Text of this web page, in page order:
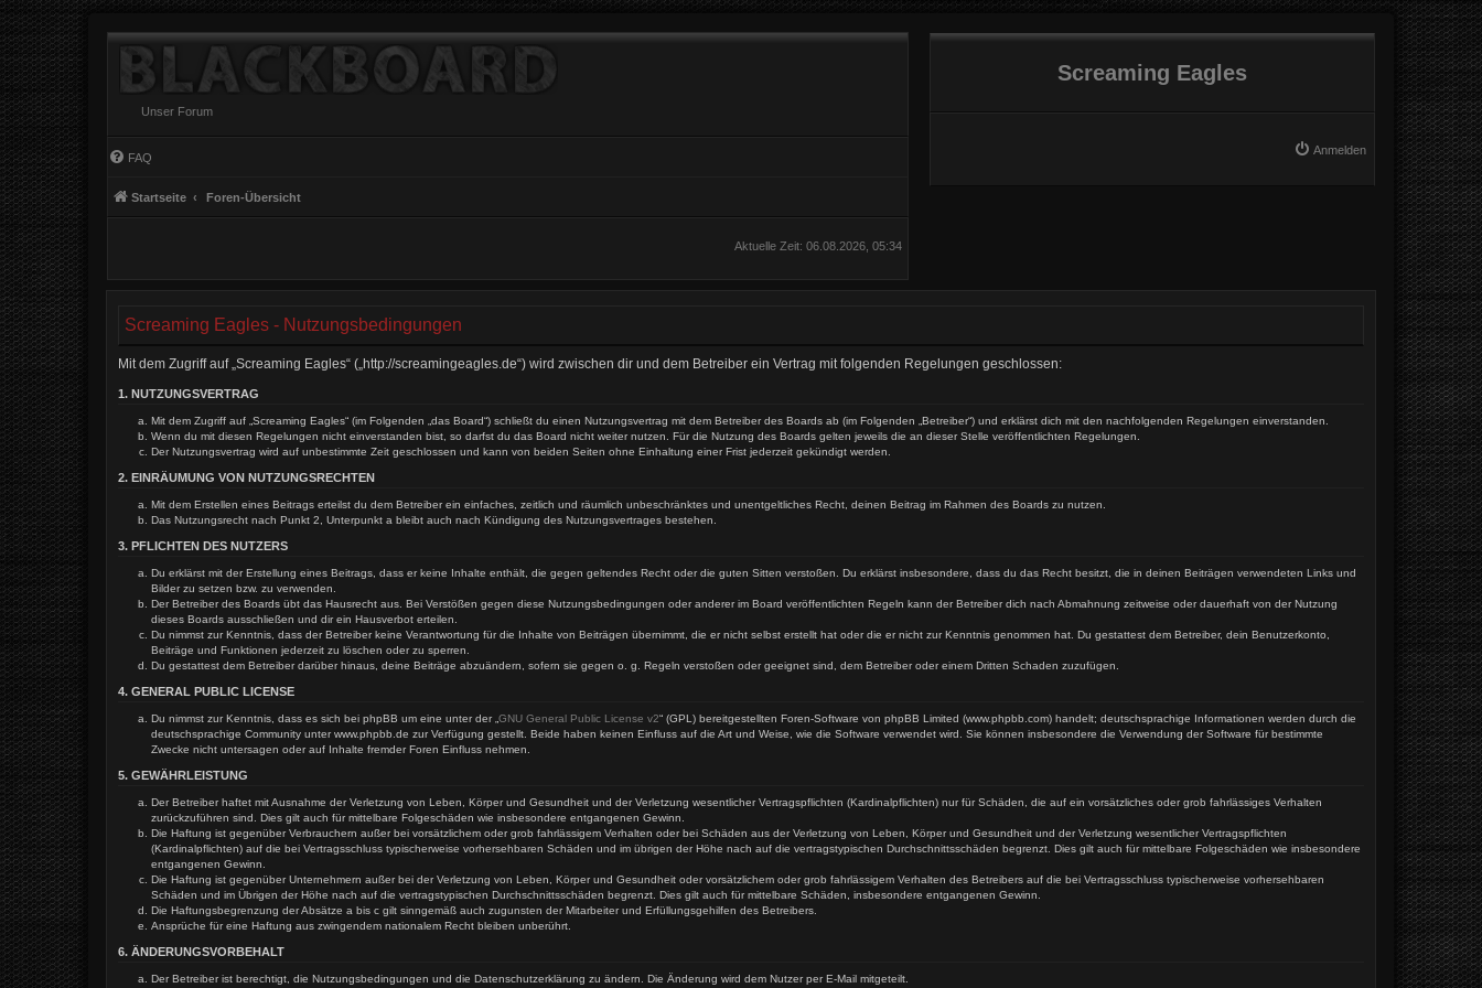
Unser Forum
Screaming Eagles
Anmelden
FAQ
Startseite Foren-Übersicht
Aktuelle Zeit: 06.08.2026, 05:34
Screaming Eagles - Nutzungsbedingungen
Mit dem Zugriff auf „Screaming Eagles“ („http://screamingeagles.de“) wird zwischen dir und dem Betreiber ein Vertrag mit folgenden Regelungen geschlossen:
1. NUTZUNGSVERTRAG
Mit dem Zugriff auf „Screaming Eagles“ (im Folgenden „das Board“) schließt du einen Nutzungsvertrag mit dem Betreiber des Boards ab (im Folgenden „Betreiber“) und erklärst dich mit den nachfolgenden Regelungen einverstanden.
Wenn du mit diesen Regelungen nicht einverstanden bist, so darfst du das Board nicht weiter nutzen. Für die Nutzung des Boards gelten jeweils die an dieser Stelle veröffentlichten Regelungen.
Der Nutzungsvertrag wird auf unbestimmte Zeit geschlossen und kann von beiden Seiten ohne Einhaltung einer Frist jederzeit gekündigt werden.
2. EINRÄUMUNG VON NUTZUNGSRECHTEN
Mit dem Erstellen eines Beitrags erteilst du dem Betreiber ein einfaches, zeitlich und räumlich unbeschränktes und unentgeltliches Recht, deinen Beitrag im Rahmen des Boards zu nutzen.
Das Nutzungsrecht nach Punkt 2, Unterpunkt a bleibt auch nach Kündigung des Nutzungsvertrages bestehen.
3. PFLICHTEN DES NUTZERS
Du erklärst mit der Erstellung eines Beitrags, dass er keine Inhalte enthält, die gegen geltendes Recht oder die guten Sitten verstoßen. Du erklärst insbesondere, dass du das Recht besitzt, die in deinen Beiträgen verwendeten Links und
Bilder zu setzen bzw. zu verwenden.
Der Betreiber des Boards übt das Hausrecht aus. Bei Verstößen gegen diese Nutzungsbedingungen oder anderer im Board veröffentlichten Regeln kann der Betreiber dich nach Abmahnung zeitweise oder dauerhaft von der Nutzung
dieses Boards ausschließen und dir ein Hausverbot erteilen.
Du nimmst zur Kenntnis, dass der Betreiber keine Verantwortung für die Inhalte von Beiträgen übernimmt, die er nicht selbst erstellt hat oder die er nicht zur Kenntnis genommen hat. Du gestattest dem Betreiber, dein Benutzerkonto,
Beiträge und Funktionen jederzeit zu löschen oder zu sperren.
Du gestattest dem Betreiber darüber hinaus, deine Beiträge abzuändern, sofern sie gegen o. g. Regeln verstoßen oder geeignet sind, dem Betreiber oder einem Dritten Schaden zuzufügen.
4. GENERAL PUBLIC LICENSE
Du nimmst zur Kenntnis, dass es sich bei phpBB um eine unter der „ GNU General Public License v2“ (GPL) bereitgestellten Foren-Software von phpBB Limited (www.phpbb.com) handelt; deutschsprachige Informationen werden durch die
deutschsprachige Community unter www.phpbb.de zur Verfügung gestellt. Beide haben keinen Einfluss auf die Art und Weise, wie die Software verwendet wird. Sie können insbesondere die Verwendung der Software für bestimmte
Zwecke nicht untersagen oder auf Inhalte fremder Foren Einfluss nehmen.
5. GEWÄHRLEISTUNG
Der Betreiber haftet mit Ausnahme der Verletzung von Leben, Körper und Gesundheit und der Verletzung wesentlicher Vertragspflichten (Kardinalpflichten) nur für Schäden, die auf ein vorsätzliches oder grob fahrlässiges Verhalten
zurückzuführen sind. Dies gilt auch für mittelbare Folgeschäden wie insbesondere entgangenen Gewinn.
Die Haftung ist gegenüber Verbrauchern außer bei vorsätzlichem oder grob fahrlässigem Verhalten oder bei Schäden aus der Verletzung von Leben, Körper und Gesundheit und der Verletzung wesentlicher Vertragspflichten
(Kardinalpflichten) auf die bei Vertragsschluss typischerweise vorhersehbaren Schäden und im übrigen der Höhe nach auf die vertragstypischen Durchschnittsschäden begrenzt. Dies gilt auch für mittelbare Folgeschäden wie insbesondere
entgangenen Gewinn.
Die Haftung ist gegenüber Unternehmern außer bei der Verletzung von Leben, Körper und Gesundheit oder vorsätzlichem oder grob fahrlässigem Verhalten des Betreibers auf die bei Vertragsschluss typischerweise vorhersehbaren
Schäden und im Übrigen der Höhe nach auf die vertragstypischen Durchschnittsschäden begrenzt. Dies gilt auch für mittelbare Schäden, insbesondere entgangenen Gewinn.
Die Haftungsbegrenzung der Absätze a bis c gilt sinngemäß auch zugunsten der Mitarbeiter und Erfüllungsgehilfen des Betreibers.
Ansprüche für eine Haftung aus zwingendem nationalem Recht bleiben unberührt.
6. ÄNDERUNGSVORBEHALT
Der Betreiber ist berechtigt, die Nutzungsbedingungen und die Datenschutzerklärung zu ändern. Die Änderung wird dem Nutzer per E-Mail mitgeteilt.